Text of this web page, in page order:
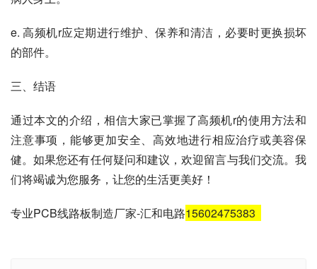
e. 高频机r应定期进行维护、保养和清洁，必要时更换损坏
的部件。
三、结语
通过本文的介绍，相信大家已掌握了高频机r的使用方法和
注意事项，能够更加安全、高效地进行相应治疗或美容保
健。如果您还有任何疑问和建议，欢迎留言与我们交流。我
们将竭诚为您服务，让您的生活更美好！
专业PCB线路板制造厂家-汇和电路15602475383